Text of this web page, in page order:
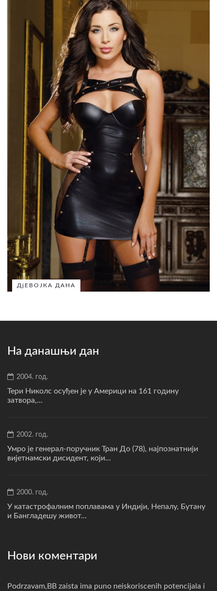
ДјЕВОЈКА ДАНА
На данашњи дан
2004. год.
Тери Николс осуђен је у Америци на 161 годину
затвора,...
2002. год.
Умро је генерал-поручник Тран До (78), најпознатнији
вијетнамски дисидент, који...
2000. год.
У катастрофалним поплавама у Индији, Непалу, Бутану
и Бангладешу живот...
Нови коментари
Podrzavam,BB zaista ima puno neiskoriscenih potencijala i